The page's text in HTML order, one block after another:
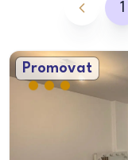
1
Promovat